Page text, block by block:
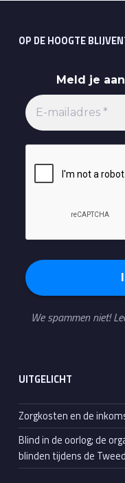
OP DE HOOGTE
Meld je
We spammen niet!
UITGELICHT
Zorgkosten en de
Blind in de oorlog; de
blinden tijdens de